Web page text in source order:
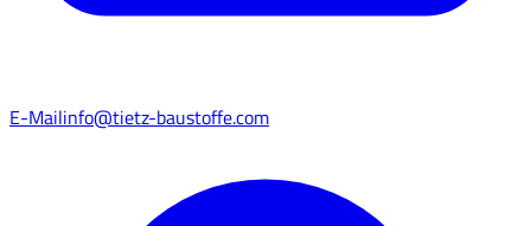
E-Mailinfo@tietz-baustoffe.com